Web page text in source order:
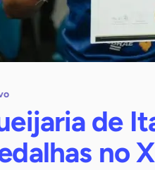
de
no